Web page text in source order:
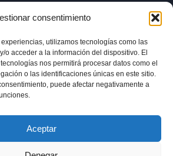
consentimiento
utilizamos tecnologías como las
o acceder a la información del dispositivo. El
nos permitirá procesar datos como el
o las identificaciones únicas en este sitio.
puede afectar negativamente a
Aceptar
Parábolas TV
Comunidad
Blog
Política de privacidad
Política de cookies (UE)